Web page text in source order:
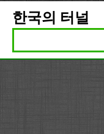
한국의 터널